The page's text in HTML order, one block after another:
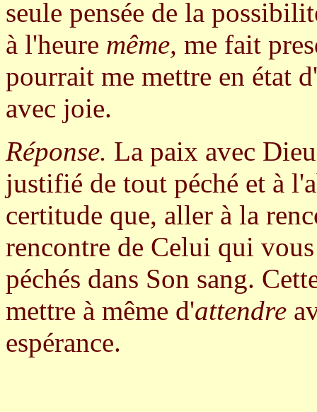
seule pensée de la
à l'heure même, me fait
pourrait me mettre en état
avec joie.
Réponse. La paix avec
justifié de tout péché et à
certitude que, aller à la
rencontre de Celui qui
péchés dans Son sang.
mettre à même d'attendre
espérance.